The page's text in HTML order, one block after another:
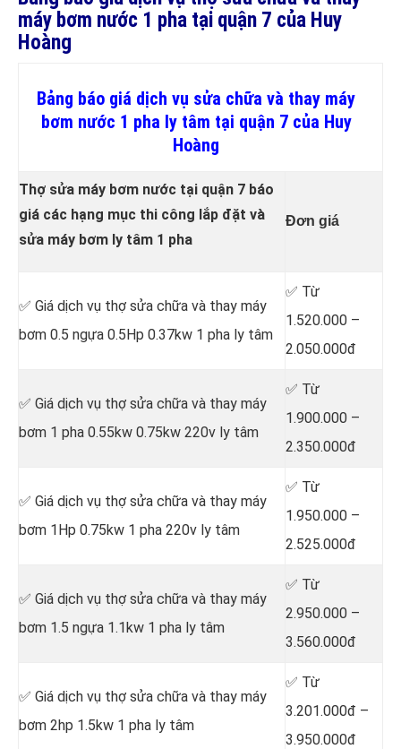
máy bơm nước 1 pha tại quận 7 của Huy
Hoàng
Bảng báo giá dịch vụ sửa chữa và thay máy
bơm nước 1 pha ly tâm tại quận 7 của Huy
Hoàng
Thợ sửa máy bơm nước tại quận 7 báo
giá các hạng mục thi công lắp đặt và
sửa máy bơm ly tâm 1 pha
Đơn giá
✅ Giá dịch vụ thợ sửa chữa và thay máy
bơm 0.5 ngựa 0.5Hp 0.37kw 1 pha ly tâm
✅ Từ
1.520.000 –
2.050.000đ
✅ Giá dịch vụ thợ sửa chữa và thay máy
bơm 1 pha 0.55kw 0.75kw 220v ly tâm
✅ Từ
1.900.000 –
2.350.000đ
✅ Giá dịch vụ thợ sửa chữa và thay máy
bơm 1Hp 0.75kw 1 pha 220v ly tâm
✅ Từ
1.950.000 –
2.525.000đ
✅ Giá dịch vụ thợ sửa chữa và thay máy
bơm 1.5 ngựa 1.1kw 1 pha ly tâm
✅ Từ
2.950.000 –
3.560.000đ
✅ Giá dịch vụ thợ sửa chữa và thay máy
bơm 2hp 1.5kw 1 pha ly tâm
✅ Từ
3.201.000đ –
3.950.000đ